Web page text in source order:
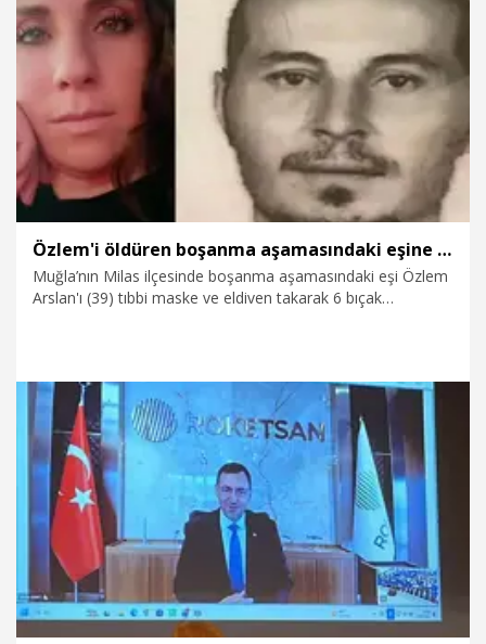
6.08.2026
Özlem'i öldüren boşanma aşamasındaki eşine ilk duruşmada ağırlaştırılmış müebbet verildi
Muğla’nın Milas ilçesinde boşanma aşamasındaki eşi Özlem
Arslan'ı (39) tıbbi maske ve eldiven takarak 6 bıçak
6.08.2026 Gündem